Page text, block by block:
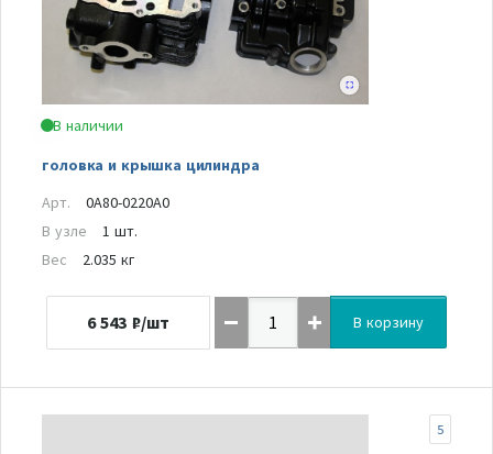
В наличии
головка и крышка цилиндра
Арт.
0A80-0220A0
В узле
1 шт.
Вес
2.035 кг
6 543 ₽/шт В корзину
5